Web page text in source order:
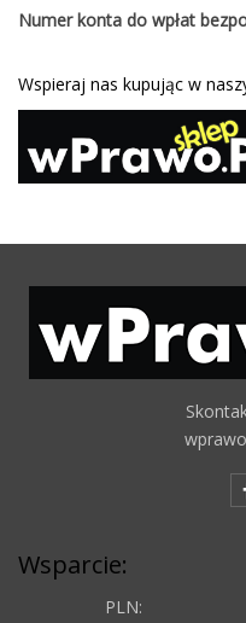
Numer konta do wpłat
Wspieraj nas kupując w
Wsparcie:
PLN: